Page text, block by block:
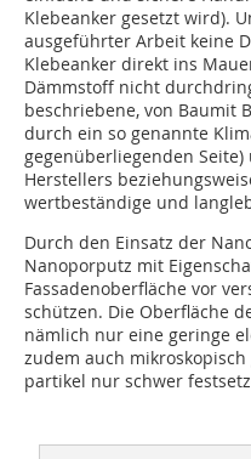
Klebeanker gesetzt wird).
ausgeführter Arbeit keine
Klebeanker direkt ins
Dämmstoff nicht
beschriebene, von Baumit
durch ein so genannte
gegenüberliegenden
Herstellers
wertbeständige und
Durch den Einsatz der
Nanoporputz mit
Fassadenoberfläche vor
schützen. Die Oberfläche
nämlich nur eine geringe
zudem auch
partikel nur schwer